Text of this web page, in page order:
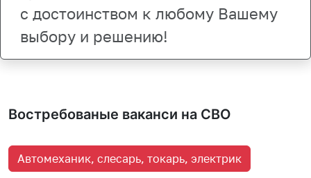
с достоинством к любому Вашему
выбору и решению!
Востребованые ваканси на СВО
Автомеханик, слесарь, токарь, электрик